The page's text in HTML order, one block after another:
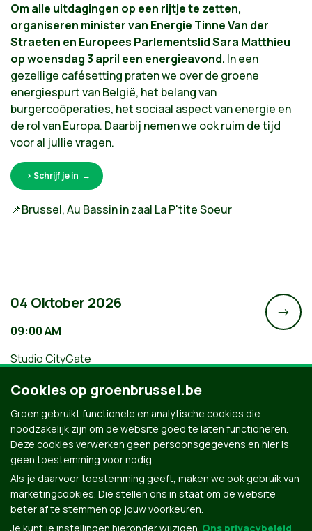
Om alle uitdagingen op een rijtje te zetten,
organiseren minister van Energie Tinne Van der
Straeten en Europees Parlementslid Sara Matthieu
op woensdag 3 april een energieavond. In een
gezellige cafésetting praten we over de groene
energiespurt van België, het belang van
burgercoöperaties, het sociaal aspect van energie en
de rol van Europa. Daarbij nemen we ook ruim de tijd
voor al jullie vragen.
> Schrijf je in
📌Brussel, Au Bassin in zaal La P'tite Soeur
04 Oktober 2026
09:00 AM
Studio CityGate
Wandel mee met de Brusselse teams
van Groen tijdens de Refugee Walk
->
Cookies op groenbrussel.be
Groen gebruikt functionele en analytische cookies die
noodzakelijk zijn om de website goed te laten functioneren.
Deze cookies verwerken geen persoonsgegevens en hier is
geen toestemming voor nodig.
Als je daarvoor toestemming geeft, maken we ook gebruik van
marketingcookies. Die stellen ons in staat om de website
beter af te stemmen op jouw voorkeuren.
Je kunt je instellingen hieronder wijzigen. Ons privacybeleid